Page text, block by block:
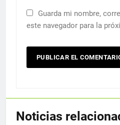
Guarda mi nombre,
este navegador para la
Noticias